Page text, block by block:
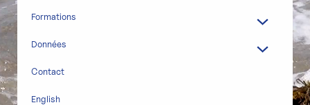
Formations
Données
Contact
English